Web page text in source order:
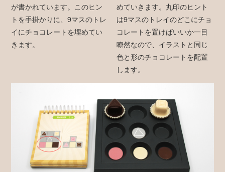
が書かれています。このヒン
トを手掛かりに、9マスのトレ
イにチョコレートを埋めてい
きます。
めていきます。丸印のヒント
は9マスのトレイのどこにチョ
コレートを置けばいいか一目
瞭然なので、イラストと同じ
色と形のチョコレートを配置
します。